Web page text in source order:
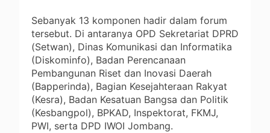
Sebanyak 13 komponen hadir dalam forum
tersebut. Di antaranya OPD Sekretariat DPRD
(Setwan), Dinas Komunikasi dan Informatika
(Diskominfo), Badan Perencanaan
Pembangunan Riset dan Inovasi Daerah
(Bapperinda), Bagian Kesejahteraan Rakyat
(Kesra), Badan Kesatuan Bangsa dan Politik
(Kesbangpol), BPKAD, Inspektorat, FKMJ,
PWI, serta DPD IWOI Jombang.